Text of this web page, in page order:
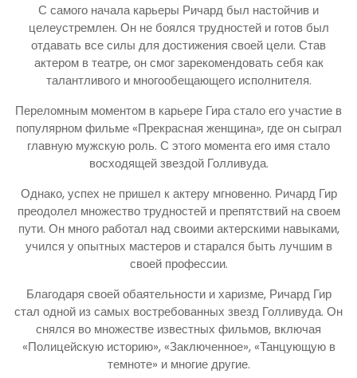
С самого начала карьеры Ричард был настойчив и
целеустремлен. Он не боялся трудностей и готов был
отдавать все силы для достижения своей цели. Став
актером в театре, он смог зарекомендовать себя как
талантливого и многообещающего исполнителя.
Переломным моментом в карьере Гира стало его участие в
популярном фильме «Прекрасная женщина», где он сыграл
главную мужскую роль. С этого момента его имя стало
восходящей звездой Голливуда.
Однако, успех не пришел к актеру мгновенно. Ричард Гир
преодолел множество трудностей и препятствий на своем
пути. Он много работал над своими актерскими навыками,
учился у опытных мастеров и старался быть лучшим в
своей профессии.
Благодаря своей обаятельности и харизме, Ричард Гир
стал одной из самых востребованных звезд Голливуда. Он
снялся во множестве известных фильмов, включая
«Полицейскую историю», «Заключенное», «Танцующую в
темноте» и многие другие.